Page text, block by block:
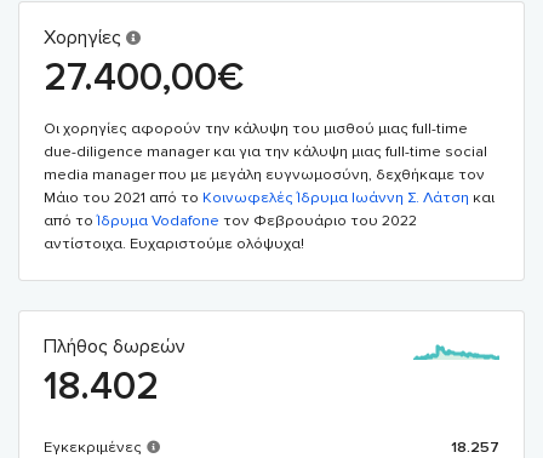
Χορηγίες
27.400,00€
Οι χορηγίες αφορούν την κάλυψη του μισθού μιας full-time
due-diligence manager και για την κάλυψη μιας full-time social
media manager που με μεγάλη ευγνωμοσύνη, δεχθήκαμε τον
Μάιο του 2021 από το Κοινωφελές Ίδρυμα Ιωάννη Σ. Λάτση και
από τοΊδρυμα Vodafone τον Φεβρουάριο του 2022
αντίστοιχα. Ευχαριστούμε ολόψυχα!
Πλήθος δωρεών
18.402
Εγκεκριμένες
18.257